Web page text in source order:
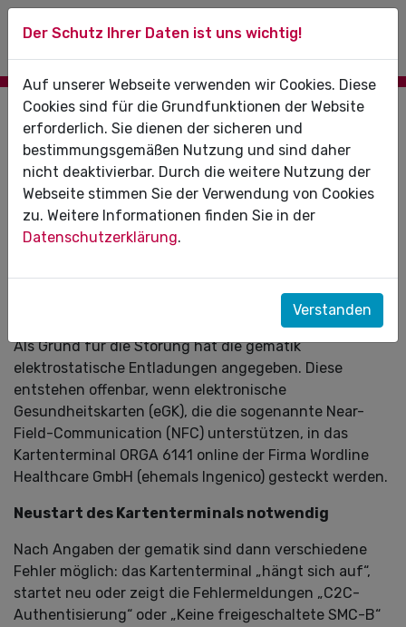
25.02.2022
Störungen bei neuen eGKs (Generation
2.1)
Elektronische Gesundheitskarten der neuesten
Generation können in den Praxen zu Problemen
Als Grund für die Störung hat die gematik
elektrostatische Entladungen angegeben. Diese
entstehen offenbar, wenn elektronische
Gesundheitskarten (eGK), die die sogenannte Near-
Field-Communication (NFC) unterstützen, in das
Kartenterminal ORGA 6141 online der Firma Wordline
Healthcare GmbH (ehemals Ingenico) gesteckt werden.
Neustart des Kartenterminals notwendig
Nach Angaben der gematik sind dann verschiedene
Fehler möglich: das Kartenterminal „hängt sich auf“,
startet neu oder zeigt die Fehlermeldungen „C2C-
Authentisierung“ oder „Keine freigeschaltete SMC-B“
Der Schutz Ihrer Daten ist uns wichtig!
Auf unserer Webseite verwenden wir Cookies. Diese
Cookies sind für die Grundfunktionen der Website
erforderlich. Sie dienen der sicheren und
bestimmungsgemäßen Nutzung und sind daher
nicht deaktivierbar. Durch die weitere Nutzung der
Webseite stimmen Sie der Verwendung von Cookies
zu. Weitere Informationen finden Sie in der
Datenschutzerklärung.
Verstanden